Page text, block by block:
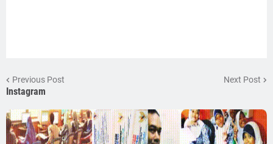
Previous Post Next Post
Instagram